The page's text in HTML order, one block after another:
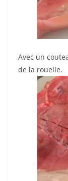
Avec un
de la rouelle.